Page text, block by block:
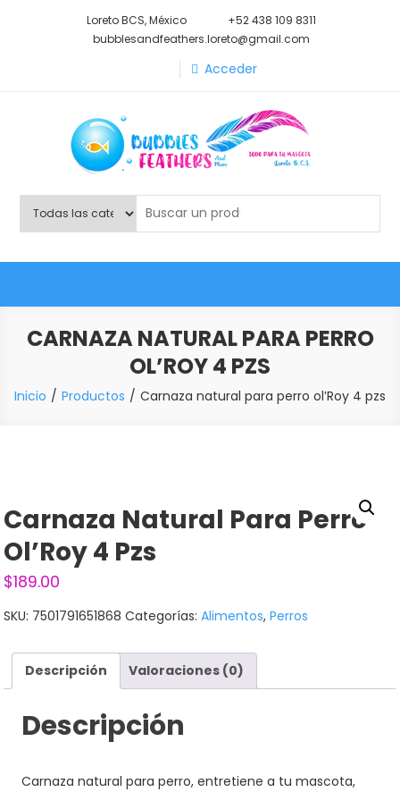
Loreto BCS, México
+52 438 109 8311
bubblesandfeathers.loreto@gmail.com
Acceder
Shop Bubbles Feathers And
More
CARNAZA NATURAL PARA PERRO
OL’ROY 4 PZS
Inicio Productos Carnaza natural para perro ol’Roy 4 pzs
Carnaza Natural Para Perro
Ol’Roy 4 Pzs
$189.00
SKU: 7501791651868 Categorías:Alimentos,Perros
Descripción Valoraciones (0)
Descripción
Carnaza natural para perro, entretiene a tu mascota,